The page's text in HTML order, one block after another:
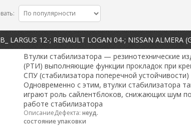
Втулки стабилизатора — резинотехнические
(РТИ) выполняющие функции прокладок при
СПУ (стабилизатора поперечной устойчивости)
Одновременно с этим, втулки стабилизатора
играют роль сайлентблоков, снижающих шум
работе стабилизатора
ОписаниеДефекта: неуд.
состояние упаковки